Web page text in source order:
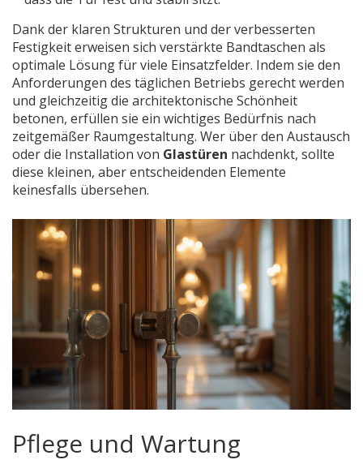
Dank der klaren Strukturen und der verbesserten
Festigkeit erweisen sich verstärkte Bandtaschen als
optimale Lösung für viele Einsatzfelder. Indem sie den
Anforderungen des täglichen Betriebs gerecht werden
und gleichzeitig die architektonische Schönheit
betonen, erfüllen sie ein wichtiges Bedürfnis nach
zeitgemäßer Raumgestaltung. Wer über den Austausch
oder die Installation von Glastüren nachdenkt, sollte
diese kleinen, aber entscheidenden Elemente
keinesfalls übersehen.
Pflege und Wartung